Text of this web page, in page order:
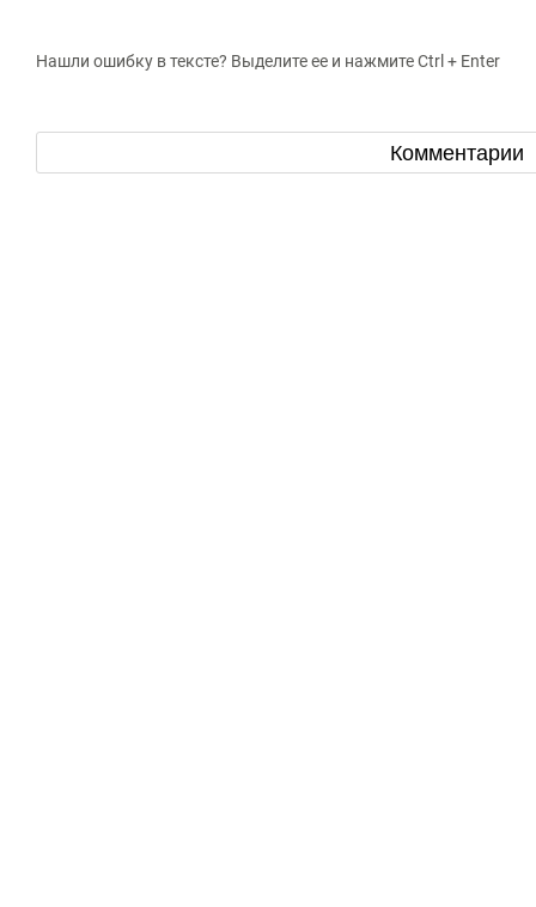
Нашли ошибку в тексте? Выделите ее и нажмите Ctrl + Enter
Комментарии